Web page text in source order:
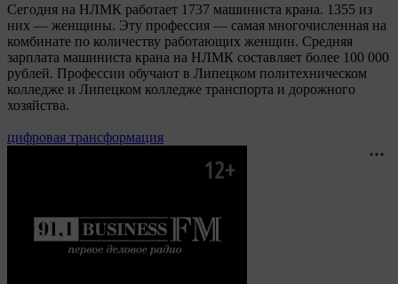
Сегодня на НЛМК работает 1737 машиниста крана. 1355 из
них — женщины. Эту профессия — самая многочисленная на
комбинате по количеству работающих женщин. Средняя
зарплата машиниста крана на НЛМК составляет более 100 000
рублей. Профессии обучают в Липецком политехническом
колледже и Липецком колледже транспорта и дорожного
хозяйства.
цифровая трансформация